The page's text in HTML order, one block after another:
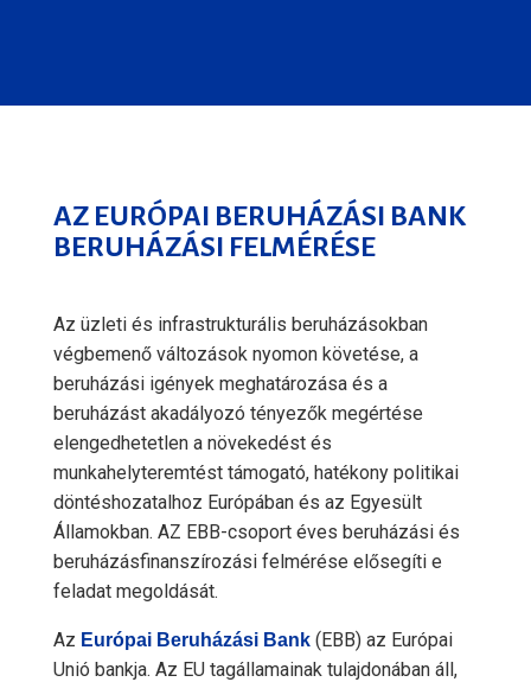
AZ EURÓPAI BERUHÁZÁSI BANK
BERUHÁZÁSI FELMÉRÉSE
Az üzleti és infrastrukturális beruházásokban
végbemenő változások nyomon követése, a
beruházási igények meghatározása és a
beruházást akadályozó tényezők megértése
elengedhetetlen a növekedést és
munkahelyteremtést támogató, hatékony politikai
döntéshozatalhoz Európában és az Egyesült
Államokban. AZ EBB-csoport éves beruházási és
beruházásfinanszírozási felmérése elősegíti e
feladat megoldását.
Az Európai Beruházási Bank (EBB) az Európai
Unió bankja. Az EU tagállamainak tulajdonában áll,